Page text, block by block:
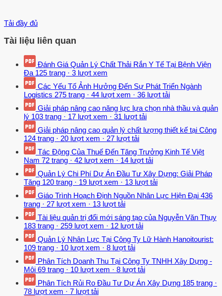
Tải đầy đủ
Tài liệu liên quan
Đánh Giá Quản Lý Chất Thải Rắn Y Tế Tại Bệnh Viện
Đa 125 trang · 3 lượt xem
Các Yếu Tố Ảnh Hưởng Đến Sự Phát Triển Ngành
Logistics 275 trang · 44 lượt xem · 36 lượt tải
Giải pháp nâng cao năng lực lựa chọn nhà thầu và quản
lý 103 trang · 17 lượt xem · 31 lượt tải
Giải pháp nâng cao quản lý chất lượng thiết kế tại Công
124 trang · 20 lượt xem · 27 lượt tải
Tác Động Của Thuế Đến Tăng Trưởng Kinh Tế Việt
Nam 72 trang · 42 lượt xem · 14 lượt tải
Quản Lý Chi Phí Dự Án Đầu Tư Xây Dựng: Giải Pháp
Tăng 120 trang · 19 lượt xem · 13 lượt tải
Giáo Trình Hoạch Định Nguồn Nhân Lực Hiện Đại 436
trang · 27 lượt xem · 13 lượt tải
Tài liệu quản trị đổi mới sáng tạo của Nguyễn Văn Thụy
183 trang · 259 lượt xem · 12 lượt tải
Quản Lý Nhân Lực Tại Công Ty Lữ Hành Hanoitourist:
109 trang · 10 lượt xem · 8 lượt tải
Phân Tích Doanh Thu Tại Công Ty TNHH Xây Dựng -
Môi 69 trang · 10 lượt xem · 8 lượt tải
Phân Tích Rủi Ro Đầu Tư Dự Án Xây Dựng 185 trang ·
78 lượt xem · 7 lượt tải